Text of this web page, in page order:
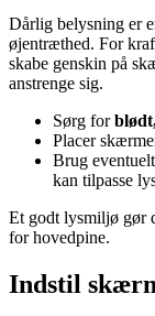
Dårlig belysning er
øjentræthed. For
skabe genskin på
anstrenge sig.
Sørg for
Placer
Brug eventuelt
kan tilpasse
Et godt lysmiljø gør
for hovedpine.
Indstil